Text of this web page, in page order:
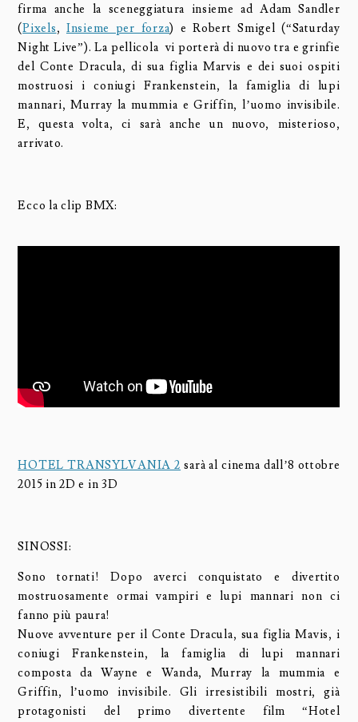
firma anche la sceneggiatura insieme ad Adam Sandler
(Pixels, Insieme per forza) e Robert Smigel (“Saturday
Night Live”). La pellicola vi porterà di nuovo tra e grinfie
del Conte Dracula, di sua figlia Marvis e dei suoi ospiti
mostruosi i coniugi Frankenstein, la famiglia di lupi
mannari, Murray la mummia e Griffin, l’uomo invisibile.
E, questa volta, ci sarà anche un nuovo, misterioso,
arrivato.
Ecco la clip BMX:
HOTEL TRANSYLVANIA 2 sarà al cinema dall’8 ottobre
2015 in 2D e in 3D
SINOSSI:
Sono tornati! Dopo averci conquistato e divertito
mostruosamente ormai vampiri e lupi mannari non ci
fanno più paura!
Nuove avventure per il Conte Dracula, sua figlia Mavis, i
coniugi Frankenstein, la famiglia di lupi mannari
composta da Wayne e Wanda, Murray la mummia e
Griffin, l’uomo invisibile. Gli irresistibili mostri, già
protagonisti del primo divertente film “Hotel